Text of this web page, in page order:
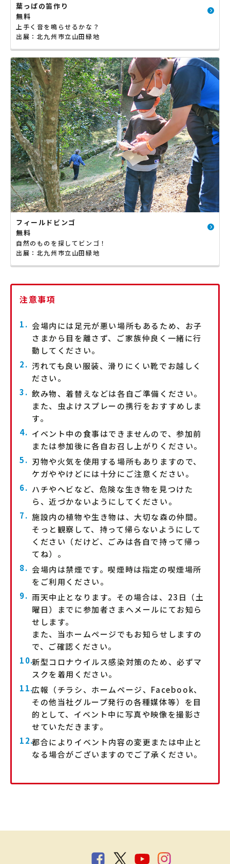
葉っぱの笛作り
無料
上手く音を鳴らせるかな？
出展：北九州市立山田緑地
フィールドビンゴ
無料
自然のものを探してビンゴ！
出展：北九州市立山田緑地
注意事項
会場内には足元が悪い場所もあるため、お子
さまから目を離さず、ご家族仲良く一緒に行
動してください。
汚れても良い服装、滑りにくい靴でお越しく
ださい。
飲み物、着替えなどは各自ご準備ください。
また、虫よけスプレーの携行をおすすめしま
す。
イベント中の食事はできませんので、参加前
または参加後に各自お召し上がりください。
刃物や火気を使用する場所もありますので、
ケガややけどには十分にご注意ください。
ハチやヘビなど、危険な生き物を見つけた
ら、近づかないようにしてください。
施設内の植物や生き物は、大切な森の仲間。
そっと観察して、持って帰らないようにして
ください（だけど、ごみは各自で持って帰っ
てね）。
会場内は禁煙です。喫煙時は指定の喫煙場所
をご利用ください。
雨天中止となります。その場合は、23日（土
曜日）までに参加者さまへメールにてお知ら
せします。
また、当ホームページでもお知らせしますの
で、ご確認ください。
新型コロナウイルス感染対策のため、必ずマ
スクを着用ください。
広報（チラシ、ホームページ、Facebook、
その他当社グループ発行の各種媒体等）を目
的として、イベント中に写真や映像を撮影さ
せていただきます。
都合によりイベント内容の変更または中止と
なる場合がございますのでご了承ください。